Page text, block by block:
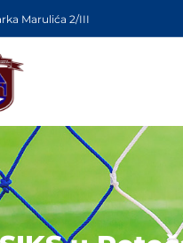
Marulića 2/III